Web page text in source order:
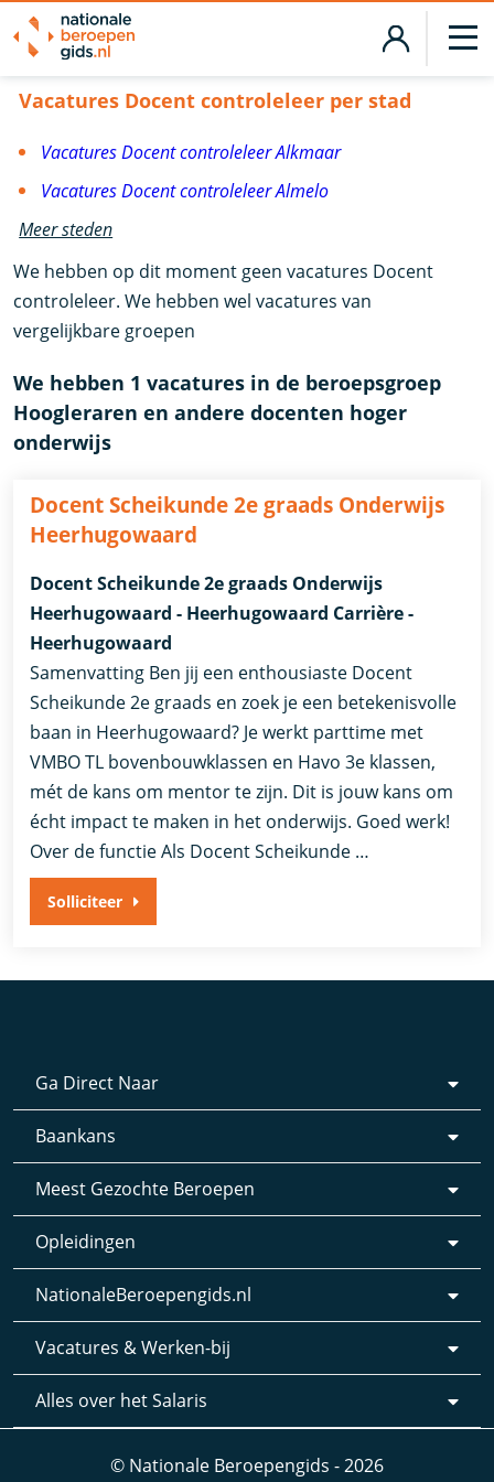
Vacatures Docent controleleer
Vacatures Docent controleleer per stad
Vacatures Docent controleleer Alkmaar
Vacatures Docent controleleer Almelo
Meer steden
We hebben op dit moment geen vacatures Docent
controleleer. We hebben wel vacatures van
vergelijkbare groepen
We hebben 1 vacatures in de beroepsgroep
Hoogleraren en andere docenten hoger
onderwijs
Docent Scheikunde 2e graads Onderwijs
Heerhugowaard
Docent Scheikunde 2e graads Onderwijs
Heerhugowaard - Heerhugowaard Carrière -
Heerhugowaard
Samenvatting Ben jij een enthousiaste Docent
Scheikunde 2e graads en zoek je een betekenisvolle
baan in Heerhugowaard? Je werkt parttime met
VMBO TL bovenbouwklassen en Havo 3e klassen,
mét de kans om mentor te zijn. Dit is jouw kans om
écht impact te maken in het onderwijs. Goed werk!
Over de functie Als Docent Scheikunde …
Solliciteer
Ga Direct Naar
Baankans
Meest Gezochte Beroepen
Opleidingen
NationaleBeroepengids.nl
Vacatures & Werken-bij
Alles over het Salaris
© Nationale Beroepengids - 2026